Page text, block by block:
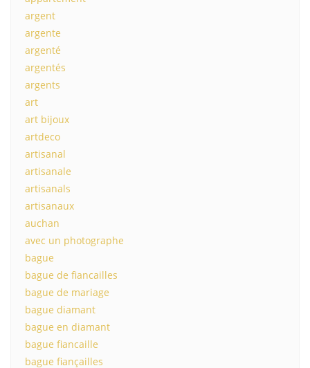
argent
argente
argenté
argentés
argents
art
art bijoux
artdeco
artisanal
artisanale
artisanals
artisanaux
auchan
avec un photographe
bague
bague de fiancailles
bague de mariage
bague diamant
bague en diamant
bague fiancaille
bague fiançailles